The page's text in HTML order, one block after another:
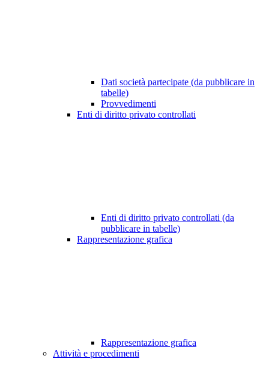
Dati società partecipate (da pubblicare in
tabelle)
Provvedimenti
Enti di diritto privato controllati
Enti di diritto privato controllati (da
pubblicare in tabelle)
Rappresentazione grafica
Rappresentazione grafica
Attività e procedimenti